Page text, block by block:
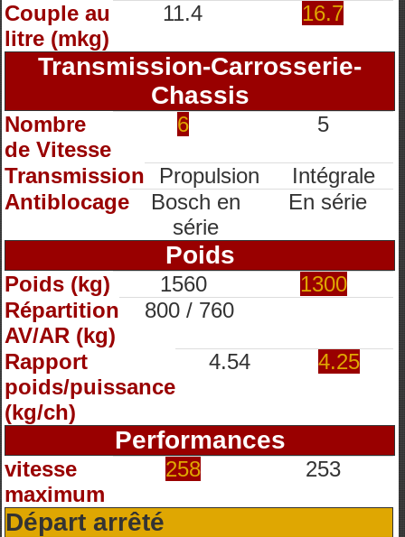
Couple au
litre (mkg)
11.4 16.7
Transmission-Carrosserie-
Chassis
Nombre
de Vitesse
6 5
Transmission Propulsion
Intégrale
Antiblocage
Bosch en
série
En série
Poids
Poids (kg) 1560
1300
Répartition
AV/AR (kg)
800 / 760
Rapport
poids/puissance
(kg/ch)
4.54 4.25
Performances
vitesse
maximum
258 253
Départ arrêté